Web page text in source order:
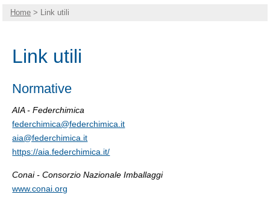
Home > Link utili
Link utili
Normative
AIA - Federchimica
federchimica@federchimica.it
aia@federchimica.it
https://aia.federchimica.it/
Conai - Consorzio Nazionale Imballaggi
www.conai.org